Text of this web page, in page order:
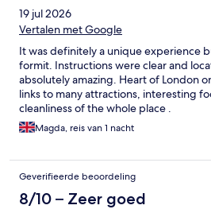
19 jul 2026
Vertalen met Google
It was definitely a unique experience
formit. Instructions were clear and
absolutely amazing. Heart of London
links to many attractions, interesting
cleanliness of the whole place .
Magda, reis van 1 nacht
Geverifieerde beoordeling
8/10 – Zeer goed